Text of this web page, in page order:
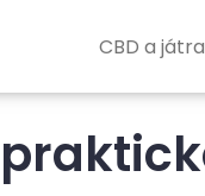
CBD a játra